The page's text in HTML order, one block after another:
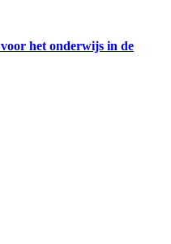
het onderwijs in de